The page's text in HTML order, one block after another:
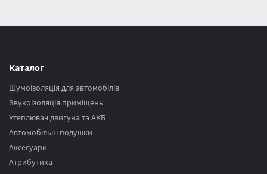
Каталог
Шумоізоляція для автомобілів
Звукоізоляція приміщень
Утеплювач двигуна та АКБ
Автомобільні подушки
Аксесуари
Атрибутика